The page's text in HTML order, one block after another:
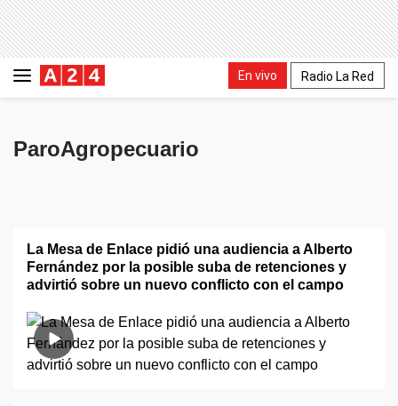
En vivo Radio La Red
ParoAgropecuario
La Mesa de Enlace pidió una audiencia a Alberto
Fernández por la posible suba de retenciones y
advirtió sobre un nuevo conflicto con el campo